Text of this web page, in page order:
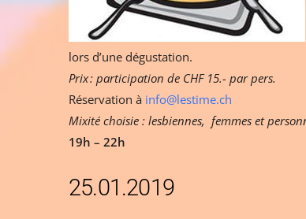
lors d’une dégustation.
Prix : participation de CHF 15.- par pers.
Réservation à info@lestime.ch
Mixité choisie : lesbiennes, femmes et
19h – 22h
25.01.2019